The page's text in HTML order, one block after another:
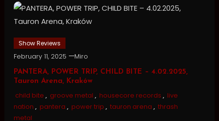
Show Reviews
February 11, 2025 Miro
PANTERA, POWER TRIP, CHILD BITE – 4.02.2025,
Tauron Arena, Kraków
child bite , groove metal , housecore records , live
nation , pantera , power trip , tauron arena , thrash
metal